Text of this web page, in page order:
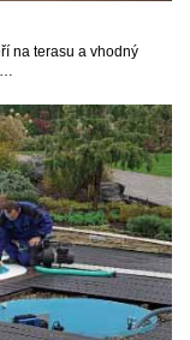
na terasu a vhodný